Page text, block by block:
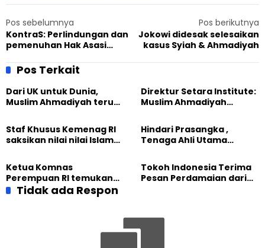
Pos sebelumnya
KontraS: Perlindungan dan
pemenuhan Hak Asasi
Pos berikutnya
Jokowi didesak selesaikan
kasus Syiah & Ahmadiyah
Pos Terkait
Dari UK untuk Dunia,
Muslim Ahmadiyah terus
Kemanusiaan Global
Direktur Setara Institute:
Muslim Ahmadiyah
Dunia dari “Infrastruktur
Kemanusiaan”
Staf Khusus Kemenag RI
saksikan nilai nilai Islam
Internasional Muslim
Ahmadiyah UK 2026
Hindari Prasangka ,
Tenaga Ahli Utama
fakta langsung
kehidupan Muslim
Ahmadiyah di Inggris
Ketua Komnas
Perempuan RI temukan
optimisme
Tokoh Indonesia Terima
Pesan Perdamaian dari
Tidak ada Respon